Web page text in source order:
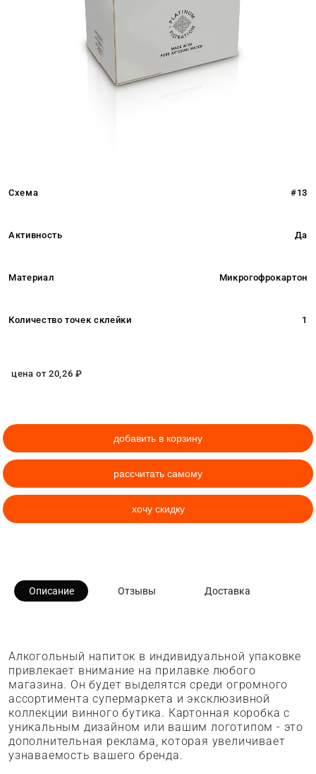
Схема #13
Активность Да
Материал Микрогофрокартон
Количество точек склейки 1
цена от20,26 ₽
добавить в корзину
рассчитать самому
хочу скидку
Описание Отзывы Доставка
Алкогольный напиток в индивидуальной упаковке
привлекает внимание на прилавке любого
магазина. Он будет выделятся среди огромного
ассортимента супермаркета и эксклюзивной
коллекции винного бутика. Картонная коробка с
уникальным дизайном или вашим логотипом - это
дополнительная реклама, которая увеличивает
узнаваемость вашего бренда.